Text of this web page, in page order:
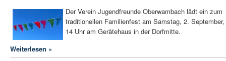
Der Verein Jugendfreunde Oberwambach lädt ein zum
traditionellen Familienfest am Samstag, 2.
14 Uhr am Gerätehaus in der Dorfmitte.
Weiterlesen »